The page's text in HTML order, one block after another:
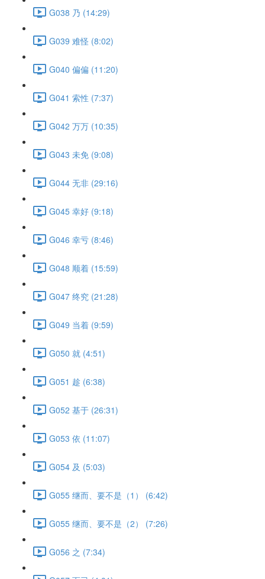
G038 乃 (14:29)
G039 难怪 (8:02)
G040 偏偏 (11:20)
G041 索性 (7:37)
G042 万万 (10:35)
G043 未免 (9:08)
G044 无非 (29:16)
G045 幸好 (9:18)
G046 幸亏 (8:46)
G048 顺着 (15:59)
G047 终究 (21:28)
G049 当着 (9:59)
G050 就 (4:51)
G051 趁 (6:38)
G052 基于 (26:31)
G053 依 (11:07)
G054 及 (5:03)
G055 继而、要不是（1） (6:42)
G055 继而、要不是（2） (7:26)
G056 之 (7:34)